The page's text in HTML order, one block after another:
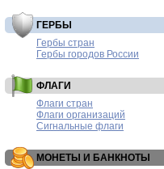
ГЕРБЫ
Гербы стран
Гербы городов России
ФЛАГИ
Флаги стран
Флаги организаций
Сигнальные флаги
МОНЕТЫ И БАНКНОТЫ